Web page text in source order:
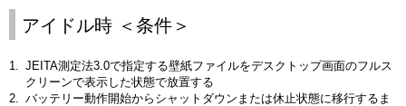
アイドル時 ＜条件＞
JEITA測定法3.0で指定する壁紙ファイルをデスクトップ画面のフルス
クリーンで表示した状態で放置する
バッテリー動作開始からシャットダウンまたは休止状態に移行するま